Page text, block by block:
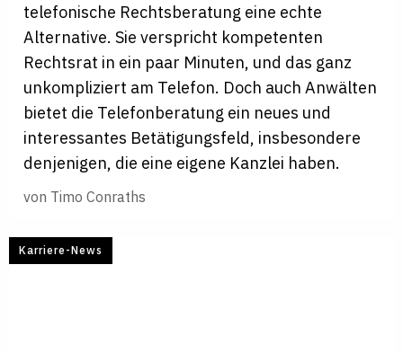
telefonische Rechtsberatung eine echte
Alternative. Sie verspricht kompetenten
Rechtsrat in ein paar Minuten, und das ganz
unkompliziert am Telefon. Doch auch Anwälten
bietet die Telefonberatung ein neues und
interessantes Betätigungsfeld, insbesondere
denjenigen, die eine eigene Kanzlei haben.
von Timo Conraths
Karriere-News